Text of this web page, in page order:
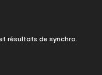
résultats de synchro.